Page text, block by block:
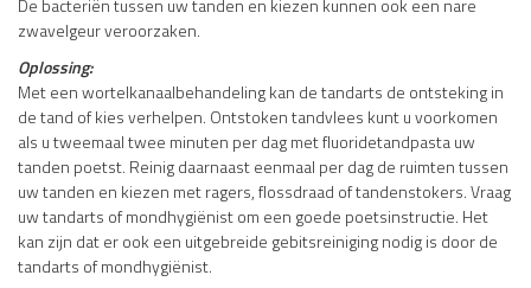
De bacteriën tussen uw tanden en kiezen kunnen ook een nare
zwavelgeur veroorzaken.
Oplossing:
Met een wortelkanaalbehandeling kan de tandarts de ontsteking in
de tand of kies verhelpen. Ontstoken tandvlees kunt u voorkomen
als u tweemaal twee minuten per dag met fluoridetandpasta uw
tanden poetst. Reinig daarnaast eenmaal per dag de ruimten tussen
uw tanden en kiezen met ragers, flossdraad of tandenstokers. Vraag
uw tandarts of mondhygiënist om een goede poetsinstructie. Het
kan zijn dat er ook een uitgebreide gebitsreiniging nodig is door de
tandarts of mondhygiënist.